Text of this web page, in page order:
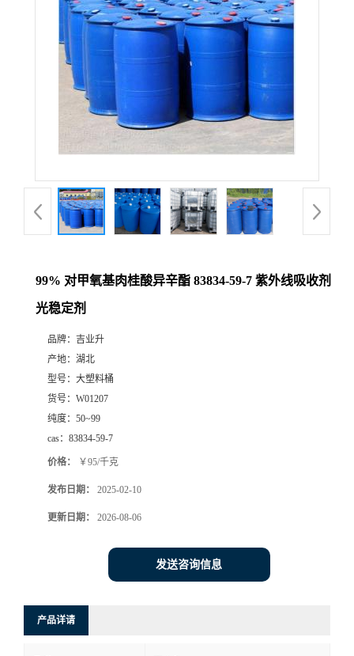
99% 对甲氧基肉桂酸异辛酯 83834-59-7 紫外线吸收剂
光稳定剂
品牌： 吉业升
产地： 湖北
型号： 大塑料桶
货号： W01207
纯度： 50~99
cas： 83834-59-7
价格： ￥95/千克
发布日期： 2025-02-10
更新日期： 2026-08-06
发送咨询信息
产品详请